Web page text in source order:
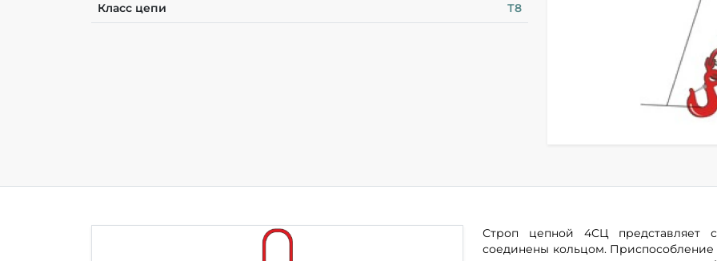
Класс цепи Т8
Строп цепной 4СЦ представляет
соединены кольцом. Приспособление